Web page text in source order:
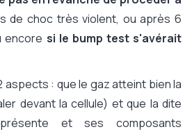
de choc très violent, ou après 6
encore si le bump test s'avérait
aspects : que le gaz atteint bien la
devant la cellule) et que la dite
et ses composants